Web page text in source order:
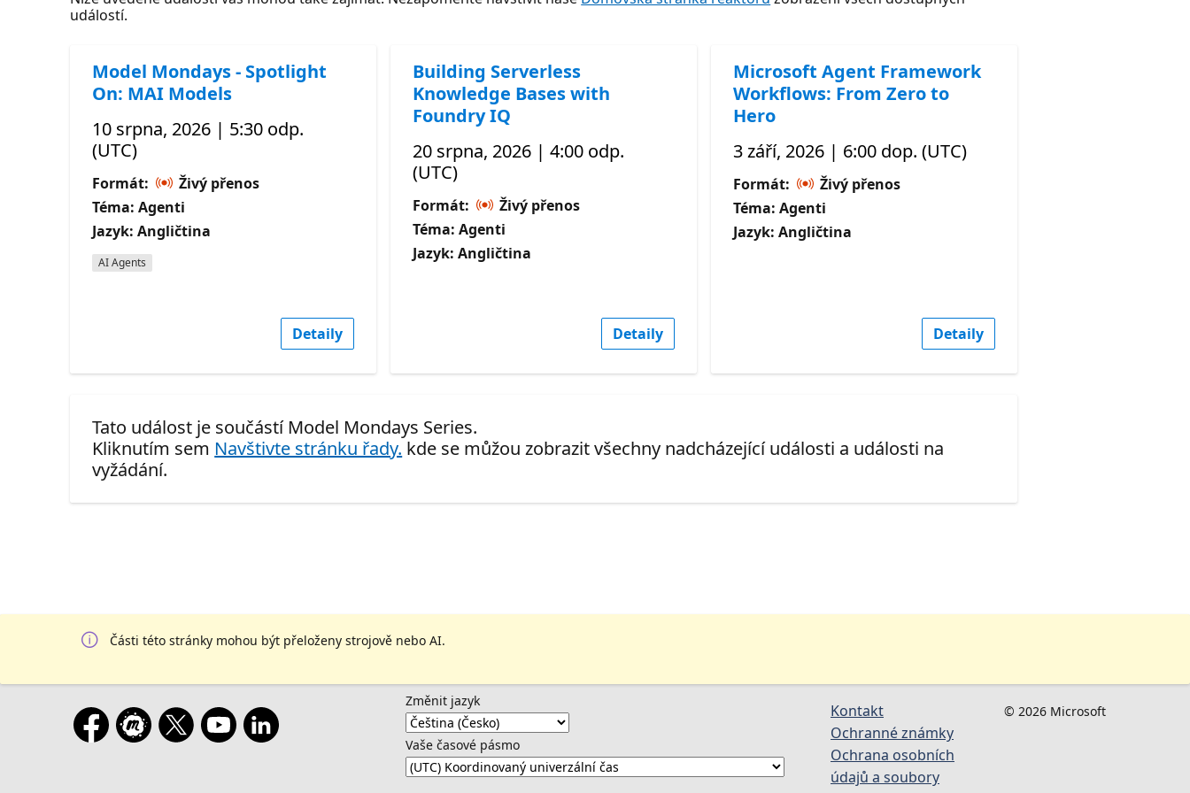
událostí.
Model Mondays - Spotlight
On: MAI Models
10 srpna, 2026 | 5:30 odp.
(UTC)
Formát:
Živý přenos
Téma: Agenti
Jazyk: Angličtina
AI Agents
Detaily
Building Serverless
Knowledge Bases with
Foundry IQ
20 srpna, 2026 | 4:00 odp.
(UTC)
Formát:
Živý přenos
Téma: Agenti
Jazyk: Angličtina
Detaily
Microsoft Agent Framework
Workflows: From Zero to
Hero
3 září, 2026 | 6:00 dop. (UTC)
Formát:
Živý přenos
Téma: Agenti
Jazyk: Angličtina
Detaily
Tato událost je součástí Model Mondays Series.
Kliknutím sem Navštivte stránku řady. kde se můžou zobrazit všechny nadcházející události a události na
vyžádání.
Části této stránky mohou být přeloženy strojově nebo AI.
Změnit jazyk
Vaše časové pásmo
Kontakt
Ochranné známky
Ochrana osobních
údajů a soubory
© 2026 Microsoft